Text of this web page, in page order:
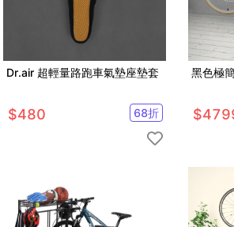
Dr.air 超輕量路跑車氣墊座墊套
$480 68折
黑色極
$